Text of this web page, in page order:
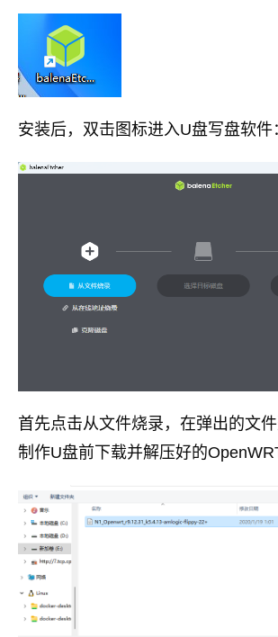
安装后，双击图标进入U盘写盘软件
首先点击从文件烧录，在弹出的文
制作U盘前下载并解压好的